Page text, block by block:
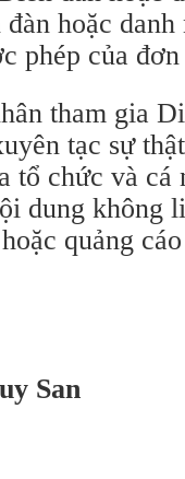
hoặc
phép của
tham gia
tạc sự
tổ chức và cá
dung không
quảng
San